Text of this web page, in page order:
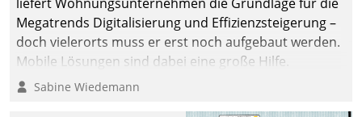
sich dabei für den Betrieb
der Lösung über die SAP
Cloud Platform
entschieden - als erstes
Unternehmen am
Megatrends Digitalisierung und Effizienzsteigerung –
doch vielerorts muss er erst noch aufgebaut werden.
Mobile Lösungen sind dabei eine große Hilfe.
Sabine Wiedemann